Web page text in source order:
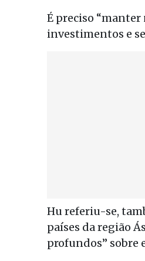
É preciso “manter
investimentos e
Hu referiu-se,
países da região
profundos” sobre